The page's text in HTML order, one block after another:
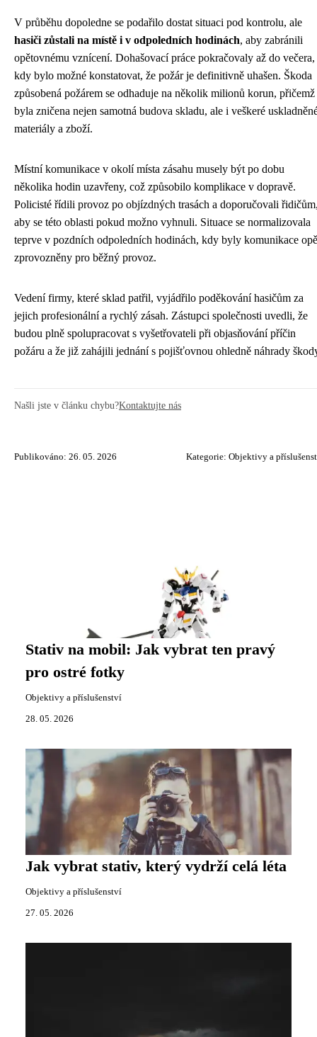
V průběhu dopoledne se podařilo dostat situaci pod kontrolu, ale
hasiči zůstali na místě i v odpoledních hodinách, aby zabránili
opětovnému vznícení. Dohašovací práce pokračovaly až do večera,
kdy bylo možné konstatovat, že požár je definitivně uhašen. Škoda
způsobená požárem se odhaduje na několik milionů korun, přičemž
byla zničena nejen samotná budova skladu, ale i veškeré
materiály a zboží.
Místní komunikace v okolí místa zásahu musely být po dobu
několika hodin uzavřeny, což způsobilo komplikace v dopravě.
Policisté řídili provoz po objízdných trasách a doporučovali
aby se této oblasti pokud možno vyhnuli. Situace se normalizovala
teprve v pozdních odpoledních hodinách, kdy byly komunikace
zprovozněny pro běžný provoz.
Vedení firmy, které sklad patřil, vyjádřilo poděkování hasičům za
jejich profesionální a rychlý zásah. Zástupci společnosti uvedli, že
budou plně spolupracovat s vyšetřovateli při objasňování příčin
požáru a že již zahájili jednání s pojišťovnou ohledně náhrady
Našli jste v článku chybu?Kontaktujte nás
Publikováno: 26. 05. 2026 Kategorie: Objektivy a
Stativ na mobil: Jak vybrat ten pravý
pro ostré fotky
Objektivy a příslušenství
28. 05. 2026
Jak vybrat stativ, který vydrží celá léta
Objektivy a příslušenství
27. 05. 2026